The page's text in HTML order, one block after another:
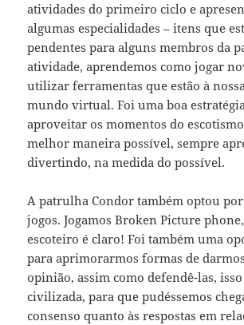
atividades do primeiro ciclo e
algumas especialidades – itens que
pendentes para alguns membros da
atividade, aprendemos como jogar
utilizar ferramentas que estão à
mundo virtual. Foi uma boa
aproveitar os momentos do
melhor maneira possível, sempre
divertindo, na medida do possível.
A patrulha Condor também optou
jogos. Jogamos Broken Picture
escoteiro é claro! Foi também uma
para aprimorarmos formas de
opinião, assim como defendê-las,
civilizada, para que pudéssemos
consenso quanto às respostas em